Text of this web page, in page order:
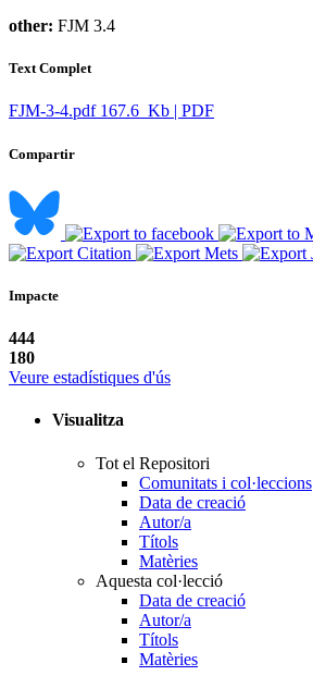
other: FJM 3.4
Text Complet
FJM-3-4.pdf 167.6 Kb | PDF
Compartir
Impacte
444
180
Veure estadístiques d'ús
Visualitza
Tot el Repositori
Comunitats i col·leccions
Data de creació
Autor/a
Títols
Matèries
Aquesta col·lecció
Data de creació
Autor/a
Títols
Matèries